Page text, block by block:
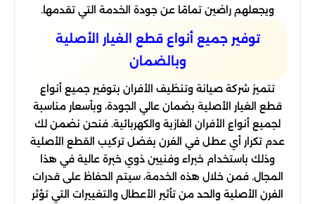
ويجعلهم راضين تمامًا عن جودة الخدمة التي تقدمها.
توفير جميع أنواع قطع الغيار الأصلية
وبالضمان
تتميز شركة صيانة وتنظيف الأفران بتوفير جميع أنواع
قطع الغيار الأصلية بضمان عالي الجودة، وبأسعار مناسبة
لجميع أنواع الأفران الغازية والكهربائية. فنحن نضمن لك
عدم تكرار أي عطل في الفرن بفضل تركيب القطع الأصلية
وذلك باستخدام خبراء وفنيين ذوي خبرة عالية في هذا
المجال. فمن خلال هذه الخدمة، سيتم الحفاظ على قدرات
الفرن الأصلية والحد من تأثير الأعطال والتغييرات التي تؤثر